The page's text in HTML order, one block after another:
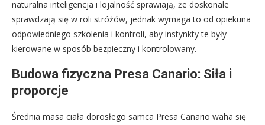
naturalna inteligencja i lojalność sprawiają, że doskonale
sprawdzają się w roli stróżów, jednak wymaga to od opiekuna
odpowiedniego szkolenia i kontroli, aby instynkty te były
kierowane w sposób bezpieczny i kontrolowany.
Budowa fizyczna Presa Canario: Siła i
proporcje
Średnia masa ciała dorosłego samca Presa Canario waha się